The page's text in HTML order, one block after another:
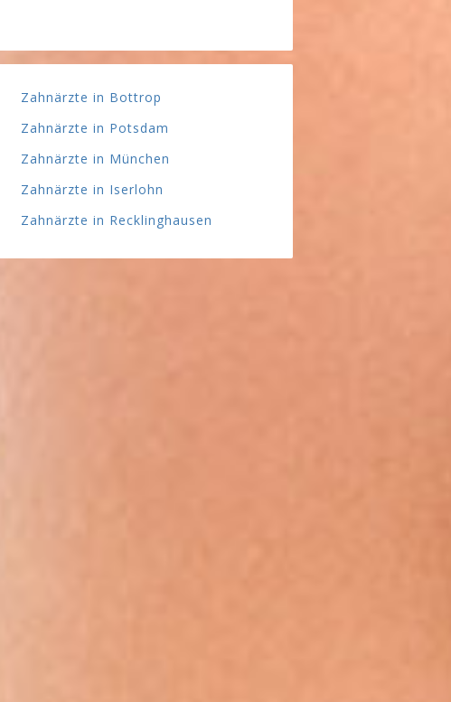
Zahnärzte in Bottrop
Zahnärzte in Potsdam
Zahnärzte in München
Zahnärzte in Iserlohn
Zahnärzte in Recklinghausen